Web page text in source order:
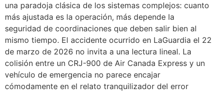
una paradoja clásica de los sistemas complejos: cuanto
más ajustada es la operación, más depende la
seguridad de coordinaciones que deben salir bien al
mismo tiempo. El accidente ocurrido en LaGuardia el 22
de marzo de 2026 no invita a una lectura lineal. La
colisión entre un CRJ-900 de Air Canada Express y un
vehículo de emergencia no parece encajar
cómodamente en el relato tranquilizador del error